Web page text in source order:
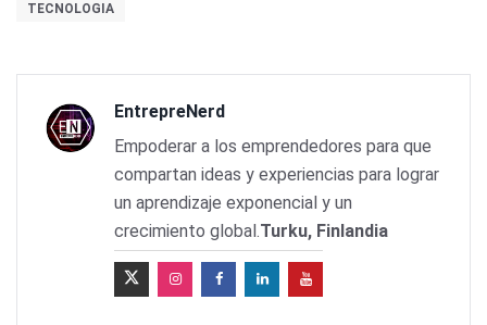
TECNOLOGIA
EntrepreNerd
Empoderar a los emprendedores para que
compartan ideas y experiencias para lograr
un aprendizaje exponencial y un
crecimiento global.Turku, Finlandia